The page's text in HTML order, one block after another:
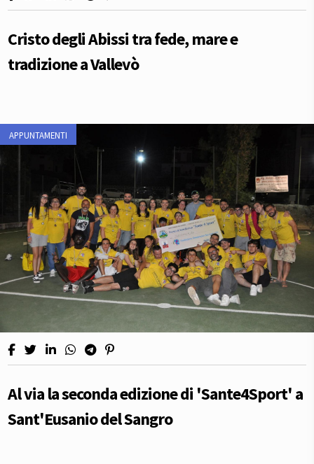
Cristo degli Abissi tra fede, mare e
tradizione a Vallevò
APPUNTAMENTI
Al via la seconda edizione di 'Sante4Sport' a
Sant'Eusanio del Sangro